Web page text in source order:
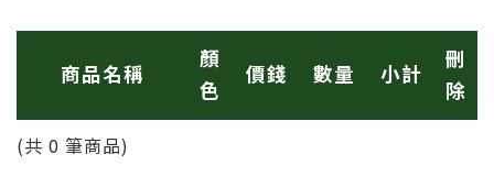
商品名稱
顏
色
價錢 數量 小計
刪
除
(共 0 筆商品)